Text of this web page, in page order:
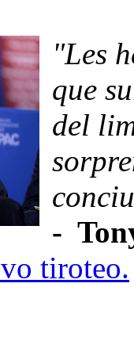
"Les
que
del
-
tiroteo.